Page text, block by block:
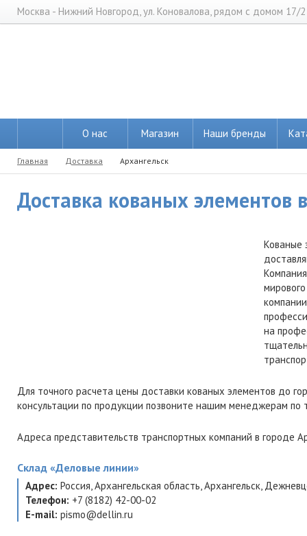
Москва - Нижний Новгород, ул. Коновалова, рядом с домом 17/2
О нас Магазин Наши бренды
Главная Доставка Архангельск
Доставка кованых элементов
Кованые
на
Для точного расчета цены доставки кованых элементов до
консультации по продукции позвоните нашим менеджерам
Адреса представительств транспортных компаний в городе
Склад «Деловые линии»
Адрес: Россия,Архангельская область,Архангельск,
Телефон: +7 (8182) 42-00-02
E-mail: pismo@dellin.ru